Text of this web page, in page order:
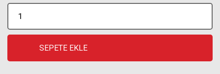
SEPETE EKLE